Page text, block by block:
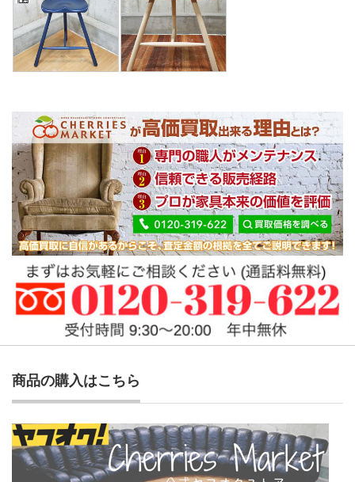
商品の購入はこちら